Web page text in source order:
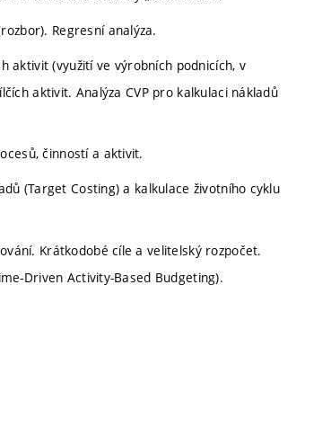
Regresní analýza.
aktivit (využití ve výrobních podnicích, v
aktivit. Analýza CVP pro kalkulaci nákladů
činností a aktivit.
(Target Costing) a kalkulace životního cyklu
Krátkodobé cíle a velitelský rozpočet.
Driven Activity-Based Budgeting).